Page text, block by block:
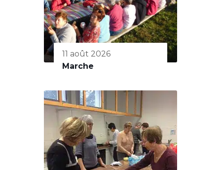
11 août 2026
Marche